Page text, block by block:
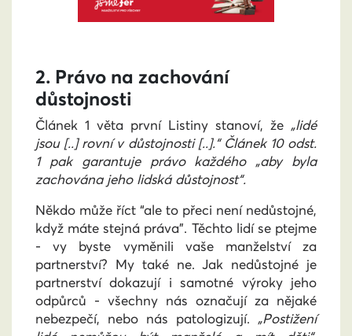
2. Právo na zachování
důstojnosti
Článek 1 věta první Listiny stanoví, že „lidé
jsou [..] rovní v důstojnosti [..].“ Článek 10 odst.
1 pak garantuje právo každého „aby byla
zachována jeho lidská důstojnost“.
Někdo může říct “ale to přeci není nedůstojné,
když máte stejná práva”. Těchto lidí se ptejme
- vy byste vyměnili vaše manželství za
partnerství? My také ne. Jak nedůstojné je
partnerství dokazují i samotné výroky jeho
odpůrců - všechny nás označují za nějaké
nebezpečí, nebo nás patologizují. „Postižení